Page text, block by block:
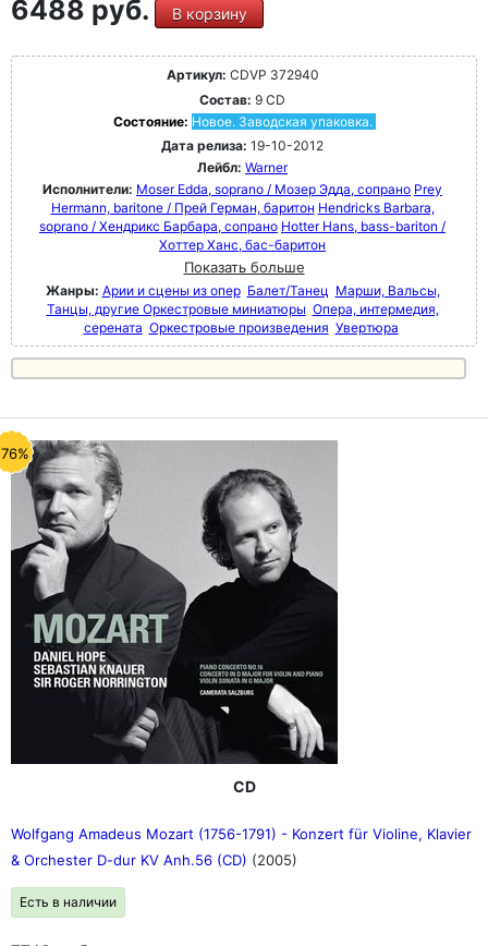
6488 руб. В корзину
Артикул: CDVP 372940
Состав: 9 CD
Состояние: Новое. Заводская упаковка.
Дата релиза: 19-10-2012
Лейбл: Warner
Исполнители: Moser Edda, soprano / Мозер Эдда, сопрано Prey
Hermann, baritone / Прей Герман, баритон Hendricks Barbara,
soprano / Хендрикс Барбара, сопрано Hotter Hans, bass-bariton /
Хоттер Ханс, бас-баритон
Показать больше
Жанры: Арии и сцены из опер Балет/Танец Марши, Вальсы,
Танцы, другие Оркестровые миниатюры Опера, интермедия,
серената Оркестровые произведения Увертюра
CD
Wolfgang Amadeus Mozart (1756-1791) - Konzert für Violine, Klavier
& Orchester D-dur KV Anh.56 (CD) (2005)
Есть в наличии